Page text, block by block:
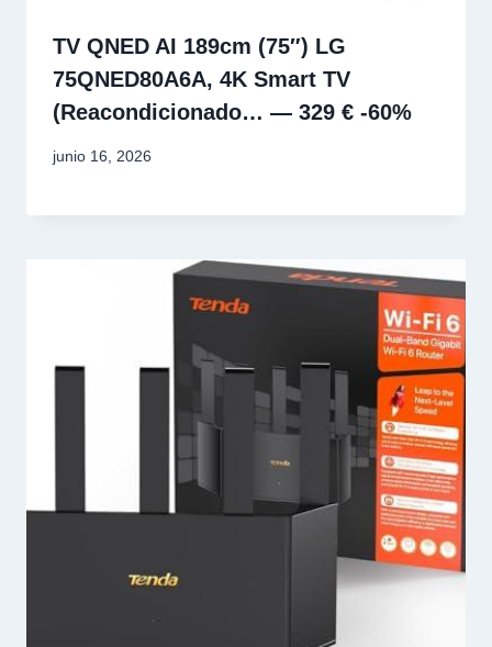
TV QNED AI 189cm (75″) LG
75QNED80A6A, 4K Smart TV
(Reacondicionado… — 329 € -60%
junio 16, 2026